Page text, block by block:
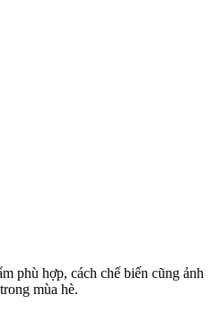
phù hợp, cách chế biến cũng ảnh
mùa hè.